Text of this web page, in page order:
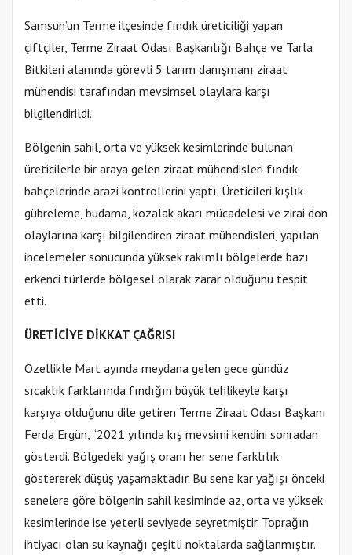
Samsun’un Terme ilçesinde fındık üreticiliği yapan
çiftçiler, Terme Ziraat Odası Başkanlığı Bahçe ve Tarla
Bitkileri alanında görevli 5 tarım danışmanı ziraat
mühendisi tarafından mevsimsel olaylara karşı
bilgilendirildi.
Bölgenin sahil, orta ve yüksek kesimlerinde bulunan
üreticilerle bir araya gelen ziraat mühendisleri fındık
bahçelerinde arazi kontrollerini yaptı. Üreticileri kışlık
gübreleme, budama, kozalak akarı mücadelesi ve zirai don
olaylarına karşı bilgilendiren ziraat mühendisleri, yapılan
incelemeler sonucunda yüksek rakımlı bölgelerde bazı
erkenci türlerde bölgesel olarak zarar olduğunu tespit
etti.
ÜRETİCİYE DİKKAT ÇAĞRISI
Özellikle Mart ayında meydana gelen gece gündüz
sıcaklık farklarında fındığın büyük tehlikeyle karşı
karşıya olduğunu dile getiren Terme Ziraat Odası Başkanı
Ferda Ergün, “2021 yılında kış mevsimi kendini sonradan
gösterdi. Bölgedeki yağış oranı her sene farklılık
göstererek düşüş yaşamaktadır. Bu sene kar yağışı önceki
senelere göre bölgenin sahil kesiminde az, orta ve yüksek
kesimlerinde ise yeterli seviyede seyretmiştir. Toprağın
ihtiyacı olan su kaynağı çeşitli noktalarda sağlanmıştır.